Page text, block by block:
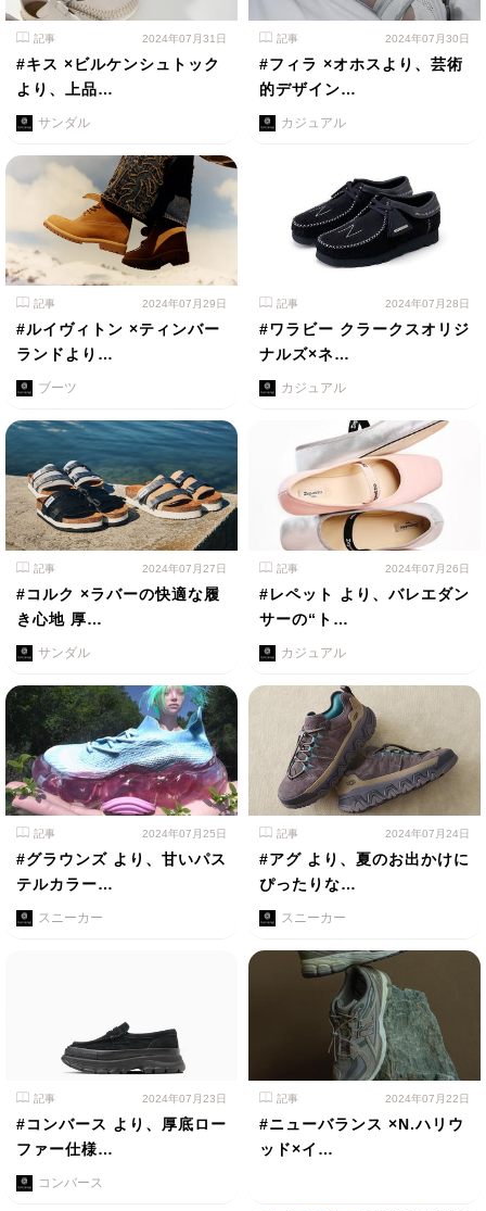
記事 2024年07月31日
#キス ×ビルケンシュトック
より、上品…
サンダル
記事 2024年07月30日
#フィラ ×オホスより、芸術
的デザイン…
カジュアル
記事 2024年07月29日
#ルイヴィトン ×ティンバー
ランドより…
ブーツ
記事 2024年07月28日
#ワラビー クラークスオリジ
ナルズ×ネ…
カジュアル
記事 2024年07月27日
#コルク ×ラバーの快適な履
き心地 厚…
サンダル
記事 2024年07月26日
#レペット より、バレエダン
サーの“ト…
カジュアル
記事 2024年07月25日
#グラウンズ より、甘いパス
テルカラー…
スニーカー
記事 2024年07月24日
#アグ より、夏のお出かけに
ぴったりな…
スニーカー
記事 2024年07月23日
#コンバース より、厚底ロー
ファー仕様…
コンバース
記事 2024年07月22日
#ニューバランス ×N.ハリウ
ッド×イ…